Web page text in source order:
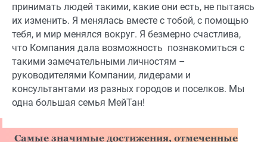
принимать людей такими, какие они есть, не пытаясь
их изменить. Я менялась вместе с тобой, с помощью
тебя, и мир менялся вокруг. Я безмерно счастлива,
что Компания дала возможность познакомиться с
такими замечательными личностям –
руководителями Компании, лидерами и
консультантами из разных городов и поселков. Мы
одна большая семья МейТан!
Самые значимые достижения, отмеченные